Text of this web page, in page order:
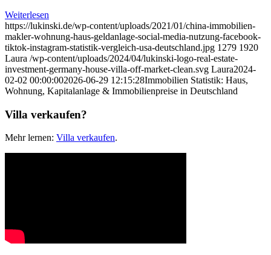
Weiterlesen
https://lukinski.de/wp-content/uploads/2021/01/china-immobilien-
makler-wohnung-haus-geldanlage-social-media-nutzung-facebook-
tiktok-instagram-statistik-vergleich-usa-deutschland.jpg 1279 1920
Laura /wp-content/uploads/2024/04/lukinski-logo-real-estate-
investment-germany-house-villa-off-market-clean.svg Laura2024-
02-02 00:00:002026-06-29 12:15:28Immobilien Statistik: Haus,
Wohnung, Kapitalanlage & Immobilienpreise in Deutschland
Villa verkaufen?
Mehr lernen: Villa verkaufen.